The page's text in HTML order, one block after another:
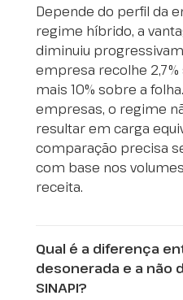
Depende do perfil da
regime híbrido, a
diminuiu
empresa recolhe
mais 10% sobre a
empresas, o regime
resultar em carga
comparação precisa
com base nos
receita.
Qual é a diferença
desonerada e a não
SINAPI?